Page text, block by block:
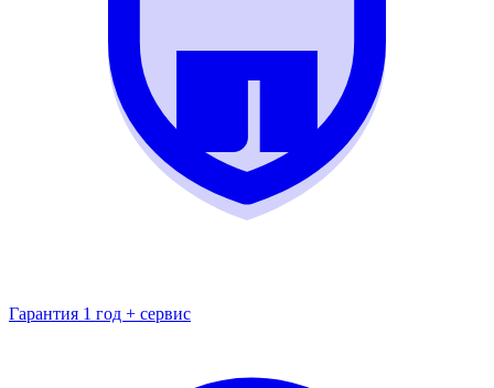
Гарантия 1 год + сервис